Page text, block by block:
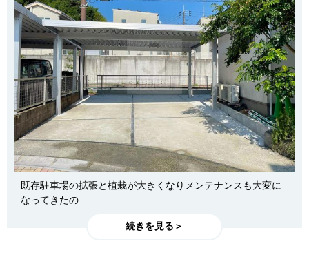
既存駐車場の拡張と植栽が大きくなりメンテナンスも大変に
なってきたの...
続きを見る＞